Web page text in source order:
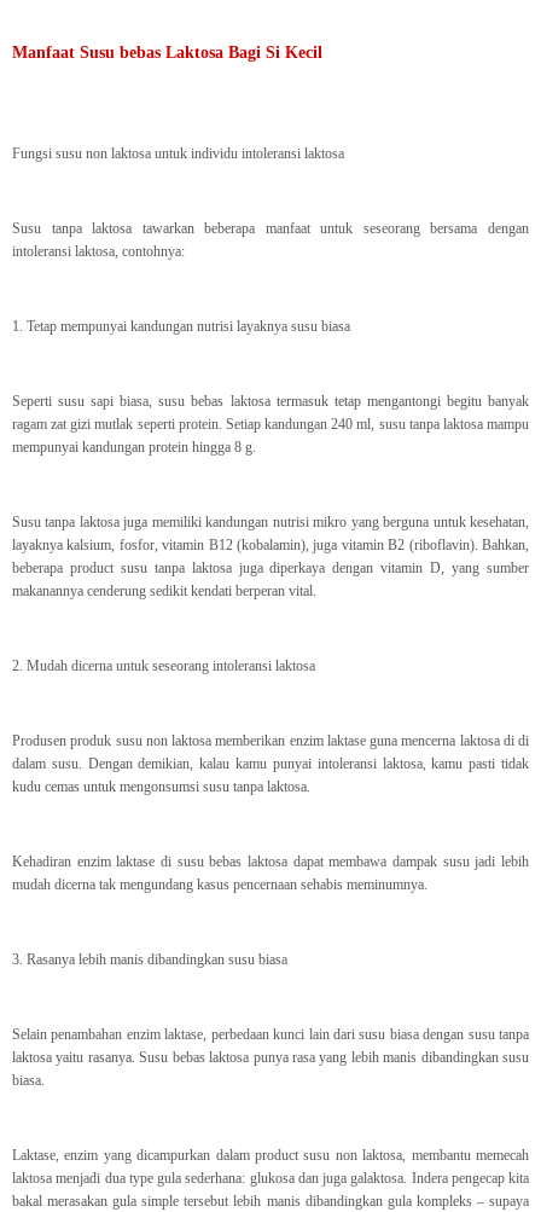
Manfaat Susu bebas Laktosa Bagi Si Kecil
Fungsi susu non laktosa untuk individu intoleransi laktosa
Susu tanpa laktosa tawarkan beberapa manfaat untuk seseorang bersama dengan
intoleransi laktosa, contohnya:
1. Tetap mempunyai kandungan nutrisi layaknya susu biasa
Seperti susu sapi biasa, susu bebas laktosa termasuk tetap mengantongi begitu banyak
ragam zat gizi mutlak seperti protein. Setiap kandungan 240 ml, susu tanpa laktosa mampu
mempunyai kandungan protein hingga 8 g.
Susu tanpa laktosa juga memiliki kandungan nutrisi mikro yang berguna untuk kesehatan,
layaknya kalsium, fosfor, vitamin B12 (kobalamin), juga vitamin B2 (riboflavin). Bahkan,
beberapa product susu tanpa laktosa juga diperkaya dengan vitamin D, yang sumber
makanannya cenderung sedikit kendati berperan vital.
2. Mudah dicerna untuk seseorang intoleransi laktosa
Produsen produk susu non laktosa memberikan enzim laktase guna mencerna laktosa di di
dalam susu. Dengan demikian, kalau kamu punyai intoleransi laktosa, kamu pasti tidak
kudu cemas untuk mengonsumsi susu tanpa laktosa.
Kehadiran enzim laktase di susu bebas laktosa dapat membawa dampak susu jadi lebih
mudah dicerna tak mengundang kasus pencernaan sehabis meminumnya.
3. Rasanya lebih manis dibandingkan susu biasa
Selain penambahan enzim laktase, perbedaan kunci lain dari susu biasa dengan susu tanpa
laktosa yaitu rasanya. Susu bebas laktosa punya rasa yang lebih manis dibandingkan susu
biasa.
Laktase, enzim yang dicampurkan dalam product susu non laktosa, membantu memecah
laktosa menjadi dua type gula sederhana: glukosa dan juga galaktosa. Indera pengecap kita
bakal merasakan gula simple tersebut lebih manis dibandingkan gula kompleks – supaya